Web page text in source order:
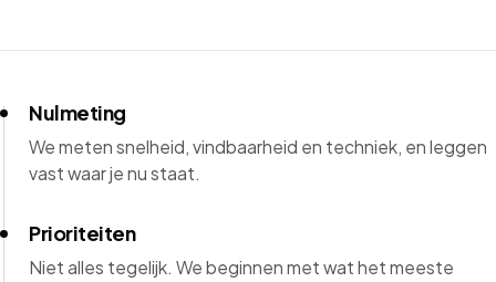
Nulmeting
We meten snelheid, vindbaarheid en techniek, en leggen
vast waar je nu staat.
Prioriteiten
Niet alles tegelijk. We beginnen met wat het meeste